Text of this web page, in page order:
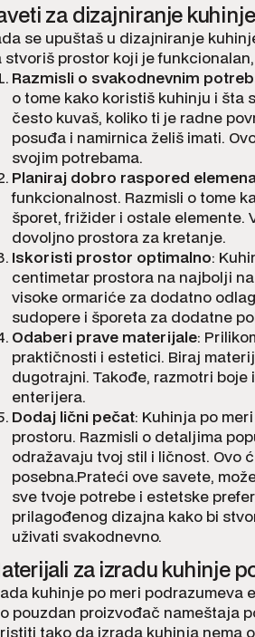
za dizajniranje
se upuštaš u dizajniranje
stvoriš prostor koji je
Razmisli o svakodnevnim
o tome kako koristiš kuhinju i šta
često kuvaš, koliko ti je radne
posuđa i namirnica želiš imati.
svojim potrebama.
Planiraj dobro raspored
funkcionalnost. Razmisli o tome
šporet, frižider i ostale elemente.
dovoljno prostora za kretanje.
Iskoristi prostor optimalno:
centimetar prostora na najbolji
visoke ormariće za dodatno
sudopere i šporeta za dodatne
Odaberi prave materijale:
praktičnosti i estetici. Biraj
dugotrajni. Takođe, razmotri
enterijera.
Dodaj lični pečat: Kuhinja po
prostoru. Razmisli o detaljima
odražavaju tvoj stil i ličnost. Ovo
posebna.Prateći ove savete,
sve tvoje potrebe i estetske
prilagođenog dizajna kako bi
uživati svakodnevno.
za izradu kuhinje
kuhinje po meri podrazumeva
pouzdan proizvođač nameštaja
tako da izrada kuhinja nema